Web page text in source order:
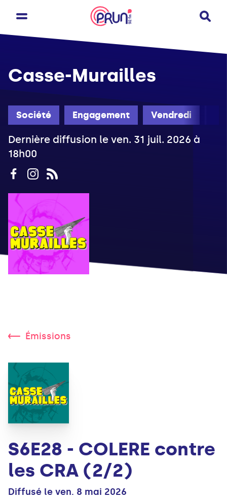
Société Engagement Vendredi
Casse-Murailles
Dernière diffusion le ven. 31 juil. 2026 à
18h00
Émissions
S6E28 - COLERE contre
les CRA (2/2)
Diffusé le ven. 8 mai 2026